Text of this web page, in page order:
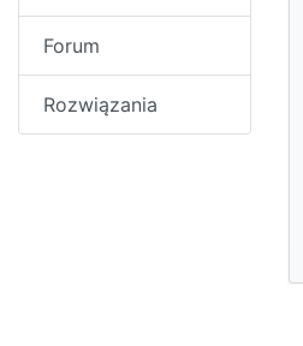
Forum
Rozwiązania